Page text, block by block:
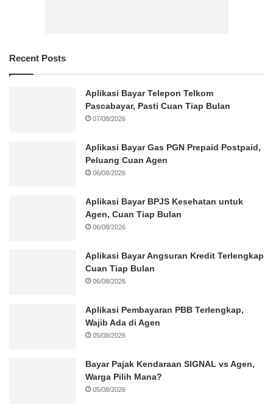
Recent Posts
Aplikasi Bayar Telepon Telkom
Pascabayar, Pasti Cuan Tiap Bulan
07/08/2026
Aplikasi Bayar Gas PGN Prepaid Postpaid,
Peluang Cuan Agen
06/08/2026
Aplikasi Bayar BPJS Kesehatan untuk
Agen, Cuan Tiap Bulan
06/08/2026
Aplikasi Bayar Angsuran Kredit Terlengkap
Cuan Tiap Bulan
06/08/2026
Aplikasi Pembayaran PBB Terlengkap,
Wajib Ada di Agen
05/08/2026
Bayar Pajak Kendaraan SIGNAL vs Agen,
Warga Pilih Mana?
05/08/2026